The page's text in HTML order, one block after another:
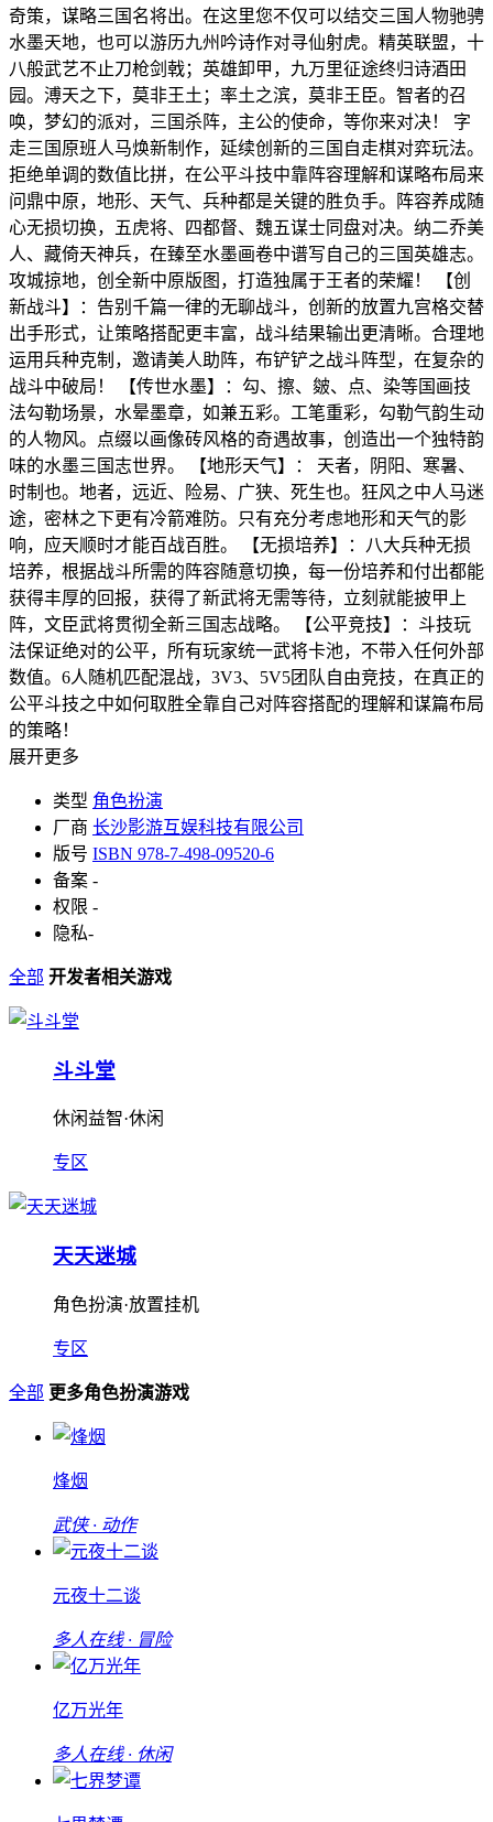
奇策，谋略三国名将出。在这里您不仅可以结交三国人物驰骋
水墨天地，也可以游历九州吟诗作对寻仙射虎。精英联盟，十
八般武艺不止刀枪剑戟；英雄卸甲，九万里征途终归诗酒田
园。溥天之下，莫非王土；率土之滨，莫非王臣。智者的召
唤，梦幻的派对，三国杀阵，主公的使命，等你来对决！ 字
走三国原班人马焕新制作，延续创新的三国自走棋对弈玩法。
拒绝单调的数值比拼，在公平斗技中靠阵容理解和谋略布局来
问鼎中原，地形、天气、兵种都是关键的胜负手。阵容养成随
心无损切换，五虎将、四都督、魏五谋士同盘对决。纳二乔美
人、藏倚天神兵，在臻至水墨画卷中谱写自己的三国英雄志。
攻城掠地，创全新中原版图，打造独属于王者的荣耀！ 【创
新战斗】：告别千篇一律的无聊战斗，创新的放置九宫格交替
出手形式，让策略搭配更丰富，战斗结果输出更清晰。合理地
运用兵种克制，邀请美人助阵，布铲铲之战斗阵型，在复杂的
战斗中破局！ 【传世水墨】：勾、擦、皴、点、染等国画技
法勾勒场景，水晕墨章，如兼五彩。工笔重彩，勾勒气韵生动
的人物风。点缀以画像砖风格的奇遇故事，创造出一个独特韵
味的水墨三国志世界。 【地形天气】： 天者，阴阳、寒暑、
时制也。地者，远近、险易、广狭、死生也。狂风之中人马迷
途，密林之下更有冷箭难防。只有充分考虑地形和天气的影
响，应天顺时才能百战百胜。 【无损培养】：八大兵种无损
培养，根据战斗所需的阵容随意切换，每一份培养和付出都能
获得丰厚的回报，获得了新武将无需等待，立刻就能披甲上
阵，文臣武将贯彻全新三国志战略。 【公平竞技】：斗技玩
法保证绝对的公平，所有玩家统一武将卡池，不带入任何外部
数值。6人随机匹配混战，3V3、5V5团队自由竞技，在真正的
公平斗技之中如何取胜全靠自己对阵容搭配的理解和谋篇布局
的策略！
展开更多
类型 角色扮演
厂商 长沙影游互娱科技有限公司
版号 ISBN 978-7-498-09520-6
备案 -
权限 -
隐私-
全部 开发者相关游戏
斗斗堂
休闲益智·休闲
专区
天天迷城
角色扮演·放置挂机
专区
全部 更多角色扮演游戏
烽烟
武侠 · 动作
元夜十二谈
多人在线 · 冒险
亿万光年
多人在线 · 休闲